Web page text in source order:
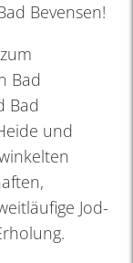
Bevensen!
Bad
Bad
und
Jod-